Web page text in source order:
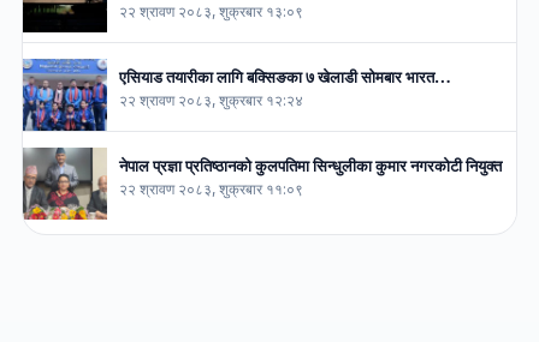
२२ श्रावण २०८३, शुक्रबार १३:०९
एसियाड तयारीका लागि बक्सिङका ७ खेलाडी सोमबार भारत…
२२ श्रावण २०८३, शुक्रबार १२:२४
नेपाल प्रज्ञा प्रतिष्ठानको कुलपतिमा सिन्धुलीका कुमार नगरकोटी नियुक्त
२२ श्रावण २०८३, शुक्रबार ११:०९